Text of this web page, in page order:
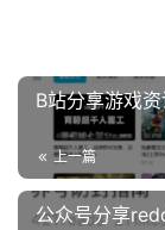
资
会
B站分享游戏
上一篇
公众号分享